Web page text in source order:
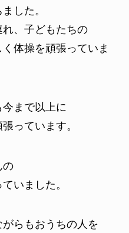
した。
、子どもたちの
体操を頑張っていま
まで以上に
っています。
の
いました。
らもおうちの人を